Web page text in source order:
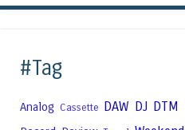
#Tag
Analog Cassette DAW DJ DTM